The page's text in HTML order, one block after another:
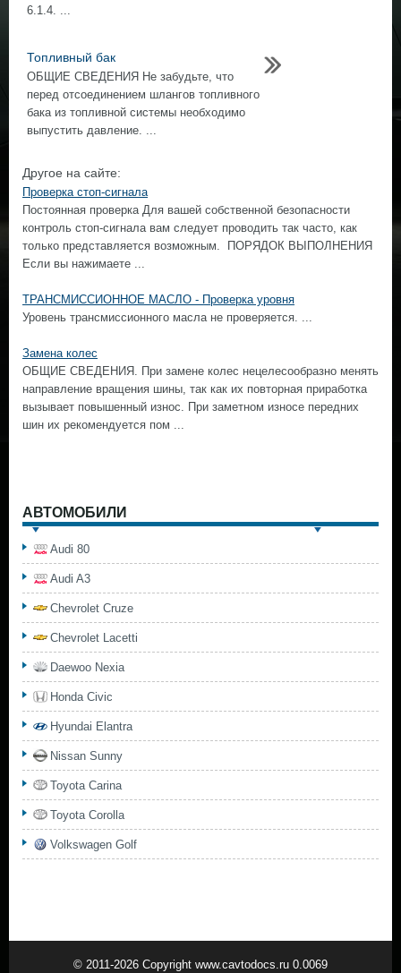
6.1.4. ...
Топливный бак
ОБЩИЕ СВЕДЕНИЯ Не забудьте, что
перед отсоединением шлангов топливного
бака из топливной системы необходимо
выпустить давление. ...
Другое на сайте:
Проверка стоп-сигнала
Постоянная проверка Для вашей собственной безопасности
контроль стоп-сигнала вам следует проводить так часто, как
только представляется возможным. ПОРЯДОК ВЫПОЛНЕНИЯ
Если вы нажимаете ...
ТРАНСМИССИОННОЕ МАСЛО - Проверка уровня
Уровень трансмиссионного масла не проверяется. ...
Замена колес
ОБЩИЕ СВЕДЕНИЯ. При замене колес нецелесообразно менять
направление вращения шины, так как их повторная приработка
вызывает повышенный износ. При заметном износе передних
шин их рекомендуется пом ...
АВТОМОБИЛИ
Audi 80
Audi A3
Chevrolet Cruze
Chevrolet Lacetti
Daewoo Nexia
Honda Civic
Hyundai Elantra
Nissan Sunny
Toyota Carina
Toyota Corolla
Volkswagen Golf
© 2011-2026 Copyright www.cavtodocs.ru 0.0069